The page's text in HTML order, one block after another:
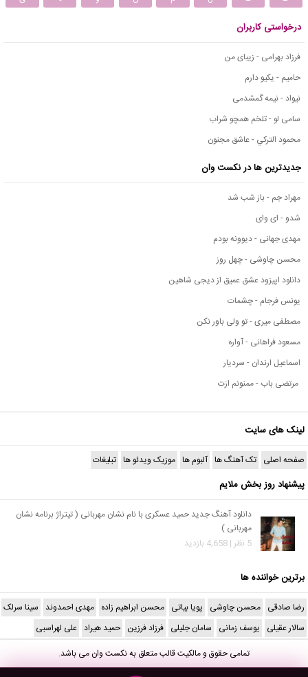
درخواستی کاربران
فرزاد بهرامی - زیبای من
حامیم - یکیو دارم
نیواد - نیمه گمشدمی
سامی لو - تلخم همچو شراب
محمود التركي - عاشق مجنون
جدیدترین ها در نکست وان
مهراد جم - باز شب شد
شدو - ای وای
مهدی جهانی - دیوونه بودم
محسن چاوشی - چهل روز
دانلود اپیزود عشق عمیق از دیجی شاهین
یونس فرجام - چشمات
مصطفی میری - تو ولی باور نکن
مسعود فراهانی - آواره
اسماعیل ارندان - سردیار
مرتضی باب - ممنونم ازت
لینک های سایت
صفحه اصلی تک آهنگ ها آلبوم ها موزیک ویدئو ها تبلیغات
پیشنهاد روز بخش ملایم
دانلود آهنگ جدید حمید عسکری با نام نشان مهربانی ( تیتراژ برنامه نشان
مهربانی )
5 نظر | 4,658 بازدید
برترین خواننده ها
رضا صادقی محسن چاوشی پویا بیاتی محسن ابراهیم زاده مهدی احمدوند سینا سرلک
سالار عقیلی یوسف زمانی سامان جلیلی فرزاد فرزین حمید هیراد علی لهراسبی
تمامی حقوق و مالکیت قالب متعلق بهنکست وانمی باشد.